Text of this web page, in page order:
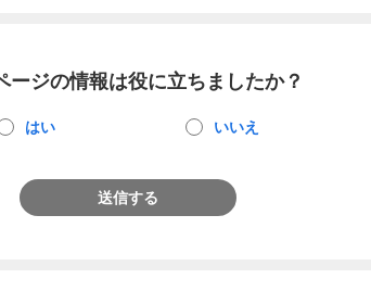
ージの情報は役に立ちましたか？
はい いいえ
送信する